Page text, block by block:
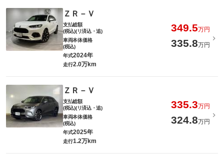
ＺＲ－Ｖ
支払総額
(税込)(リ済込・追)
349.5万円
車両本体価格
(税込)
335.8万円
年式2024年
走行2.0万km
ＺＲ－Ｖ
支払総額
(税込)(リ済込・追)
335.3万円
車両本体価格
(税込)
324.8万円
年式2025年
走行1.2万km